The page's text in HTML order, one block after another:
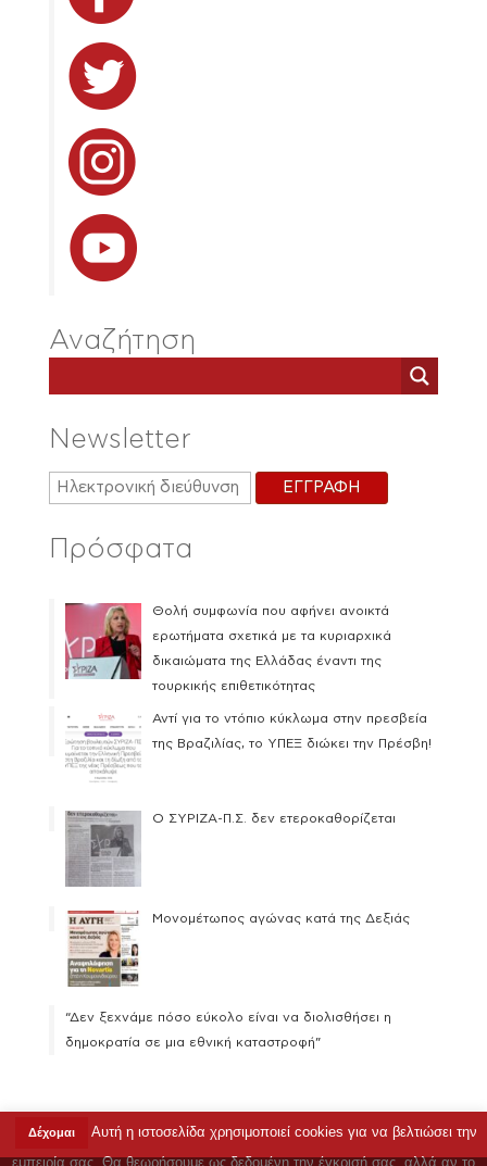
Αναζήτηση
Newsletter
Πρόσφατα
Θολή συμφωνία που αφήνει ανοικτά
ερωτήματα σχετικά με τα κυριαρχικά
δικαιώματα της Ελλάδας έναντι της
τουρκικής επιθετικότητας
Αντί για το ντόπιο κύκλωμα στην πρεσβεία
της Βραζιλίας, το ΥΠΕΞ διώκει την Πρέσβη!
Ο ΣΥΡΙΖΑ-Π.Σ. δεν ετεροκαθορίζεται
Μονομέτωπος αγώνας κατά της Δεξιάς
“Δεν ξεχνάμε πόσο εύκολο είναι να διολισθήσει η
δημοκρατία σε μια εθνική καταστροφή”
Δέχομαι
Αυτή η ιστοσελίδα χρησιμοποιεί cookies για να βελτιώσει την
εμπειρία σας. Θα θεωρήσουμε ως δεδομένη την έγκρισή σας, αλλά αν το